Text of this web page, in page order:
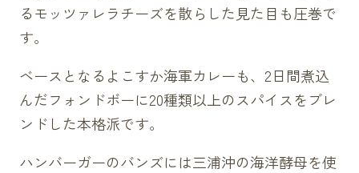
るモッツァレラチーズを散らした見た目も圧巻で
す。
ベースとなるよこすか海軍カレーも、2日間煮込
んだフォンドボーに20種類以上のスパイスをブレ
ンドした本格派です。
ハンバーガーのバンズには三浦沖の海洋酵母を使